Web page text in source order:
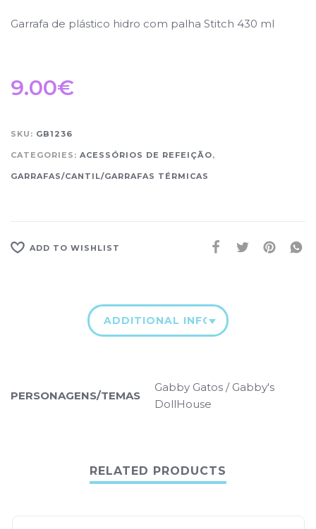
Garrafa de plástico hidro com palha Stitch 430 ml
9.00€
SKU: GB1236
CATEGORIES: ACESSÓRIOS DE REFEIÇÃO,
GARRAFAS/CANTIL/GARRAFAS TÉRMICAS
ADD TO WISHLIST
ADDITIONAL INFORMATION
PERSONAGENS/TEMAS
Gabby Gatos / Gabby's
DollHouse
RELATED PRODUCTS